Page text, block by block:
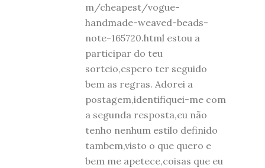
m/cheapest/vogue-
handmade-weaved-beads-
note-165720.html estou a
participar do teu
sorteio,espero ter seguido
bem as regras. Adorei a
postagem,identifiquei-me com
a segunda resposta,eu não
tenho nenhum estilo definido
tambem,visto o que quero e
bem me apetece,coisas que eu